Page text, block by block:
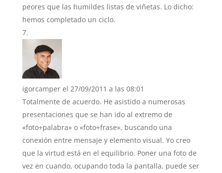
peores que las humildes listas de viñetas. Lo dicho:
hemos completado un ciclo.
igorcamper el 27/09/2011 a las 08:01
Totalmente de acuerdo. He asistido a numerosas
presentaciones que se han ido al extremo de
«foto+palabra» o «foto+frase», buscando una
conexión entre mensaje y elemento visual. Yo creo
que la virtud está en el equilibrio. Poner una foto de
vez en cuando, ocupando toda la pantalla, puede ser